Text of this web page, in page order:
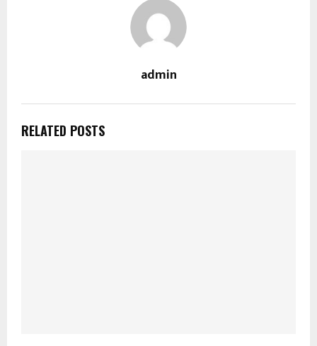
admin
RELATED POSTS